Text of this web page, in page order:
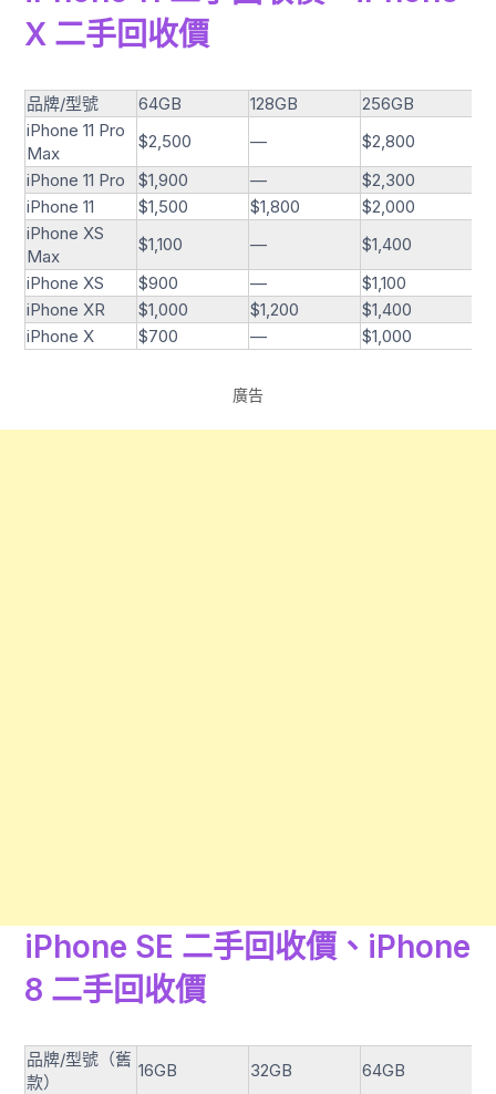
X 二手回收價
品牌/型號 64GB 128GB 256GB
iPhone 11 Pro
Max
$2,500 — $2,800
iPhone 11 Pro
$1,900 — $2,300
iPhone 11
$1,500 $1,800 $2,000
iPhone XS
Max
$1,100 — $1,400
iPhone XS
$900 — $1,100
iPhone XR
$1,000 $1,200 $1,400
iPhone X
$700 — $1,000
廣告
iPhone SE 二手回收價、iPhone
8 二手回收價
品牌/型號（舊
款）
16GB 32GB 64GB